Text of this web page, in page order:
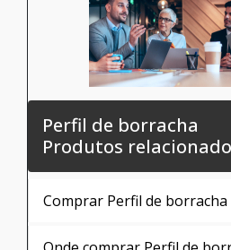
ganhou um espaço
decoração por ser bonita e
mesmo tempo, agregando
ambiente. Um dos
complementar esse tipo de
de vidro temperado, que
Cotar agora